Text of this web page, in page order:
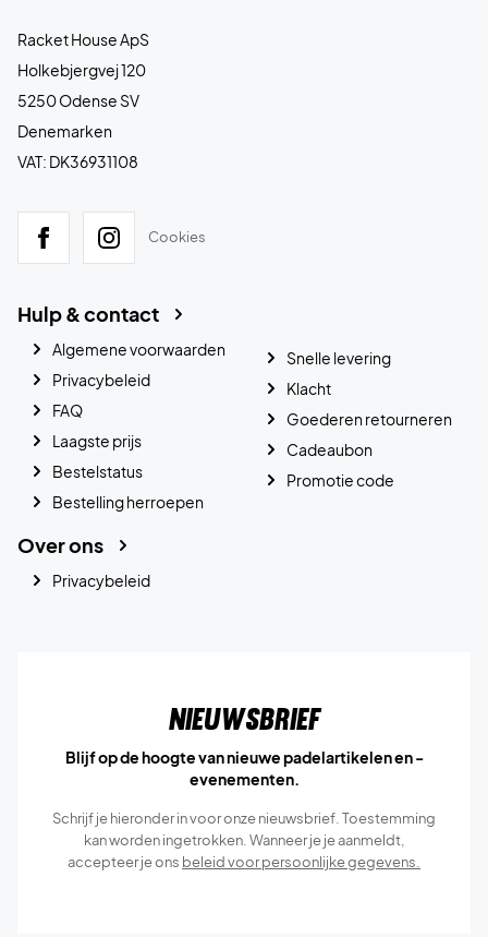
Racket House ApS
Holkebjergvej 120
5250 Odense SV
Denemarken
VAT: DK36931108
Cookies
Hulp & contact
Algemene voorwaarden
Privacybeleid
FAQ
Laagste prijs
Bestelstatus
Bestelling herroepen
Snelle levering
Klacht
Goederen retourneren
Cadeaubon
Promotie code
Over ons
Privacybeleid
Nieuwsbrief
Blijf op de hoogte van nieuwe padelartikelen en -
evenementen.
Schrijf je hieronder in voor onze nieuwsbrief. Toestemming
kan worden ingetrokken. Wanneer je je aanmeldt,
accepteer je ons beleid voor persoonlijke gegevens.